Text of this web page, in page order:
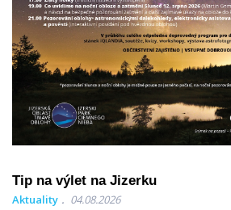
Tip na výlet na Jizerku
Aktuality 04.08.2026